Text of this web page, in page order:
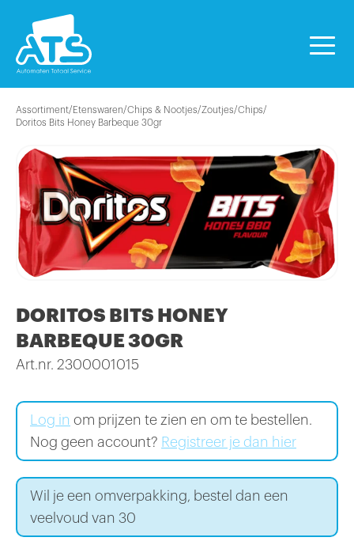
Assortiment/Etenswaren/Chips & Nootjes/Zoutjes/Chips/
Doritos Bits Honey Barbeque 30gr
DORITOS BITS HONEY
BARBEQUE 30GR
Art.nr. 2300001015
Log in om prijzen te zien en om te bestellen.
Nog geen account? Registreer je dan hier
Wil je een omverpakking, bestel dan een
veelvoud van 30